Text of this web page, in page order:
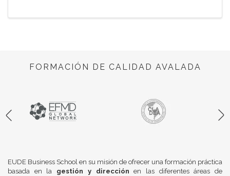
FORMACIÓN DE CALIDAD AVALADA
EUDE Business School en su misión de ofrecer una formación práctica
basada en la gestión y dirección en las diferentes áreas de